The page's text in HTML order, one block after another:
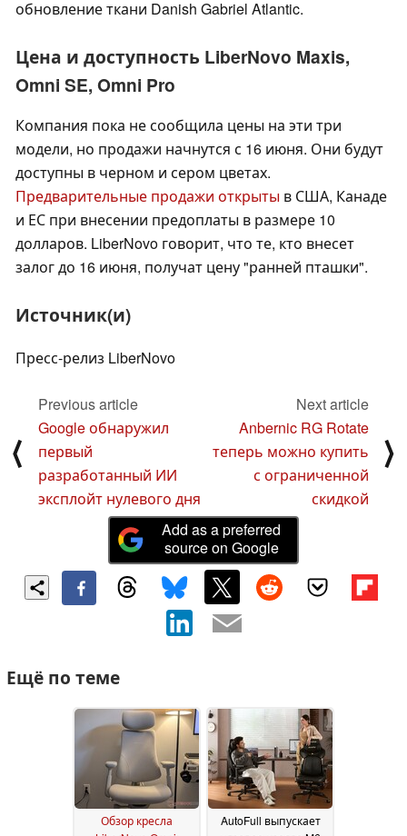
обновление ткани Danish Gabriel Atlantic.
Цена и доступность LiberNovo Maxis,
Omni SE, Omni Pro
Компания пока не сообщила цены на эти три
модели, но продажи начнутся с 16 июня. Они будут
доступны в черном и сером цветах.
Предварительные продажи открыты в США, Канаде
и ЕС при внесении предоплаты в размере 10
долларов. LiberNovo говорит, что те, кто внесет
залог до 16 июня, получат цену "ранней пташки".
Источник(и)
Пресс-релиз LiberNovo
⟨
Previous article
Google обнаружил
первый
разработанный ИИ
эксплойт нулевого дня
Next article
Anbernic RG Rotate
теперь можно купить
с ограниченной
скидкой
⟩
Add as a preferred
source on Google
Ещё по теме
Обзор кресла
AutoFull выпускает